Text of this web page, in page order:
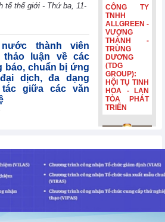
đồng
tế thế giới - Thứ ba, 11-
thành viên
thảo luận về các
báo, chuẩn bị ứng
dịch, đa dạng
giữa các văn
năm 2026, cảm ơn
thành viên vì
CÔNG TY
TNHH
ALLGREEN -
VƯỢNG
THÀNH -
TRÙNG
DƯƠNG
(TDG
GROUP):
HỘI TỤ TINH
HOA - LAN
TỎA PHÁT
TRIỂN
Bia Hà Nội
diện, tiếp
nối hành
hơn 132
diện, tiếp